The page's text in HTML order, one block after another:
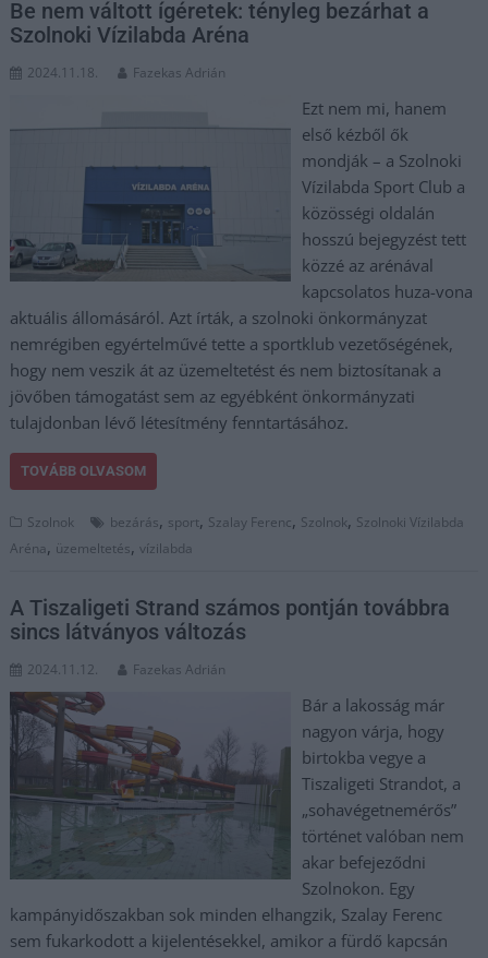
Be nem váltott ígéretek: tényleg bezárhat a
Szolnoki Vízilabda Aréna
2024.11.18. Fazekas Adrián
Ezt nem mi, hanem
első kézből ők
mondják – a Szolnoki
Vízilabda Sport Club a
közösségi oldalán
hosszú bejegyzést tett
közzé az arénával
kapcsolatos huza-vona
aktuális állomásáról. Azt írták, a szolnoki önkormányzat
nemrégiben egyértelművé tette a sportklub vezetőségének,
hogy nem veszik át az üzemeltetést és nem biztosítanak a
jövőben támogatást sem az egyébként önkormányzati
tulajdonban lévő létesítmény fenntartásához.
TOVÁBB OLVASOM
Szolnok bezárás, sport, Szalay Ferenc, Szolnok, Szolnoki Vízilabda
Aréna, üzemeltetés,vízilabda
A Tiszaligeti Strand számos pontján továbbra
sincs látványos változás
2024.11.12. Fazekas Adrián
Bár a lakosság már
nagyon várja, hogy
birtokba vegye a
Tiszaligeti Strandot, a
„sohavégetnemérős”
történet valóban nem
akar befejeződni
Szolnokon. Egy
kampányidőszakban sok minden elhangzik, Szalay Ferenc
sem fukarkodott a kijelentésekkel, amikor a fürdő kapcsán